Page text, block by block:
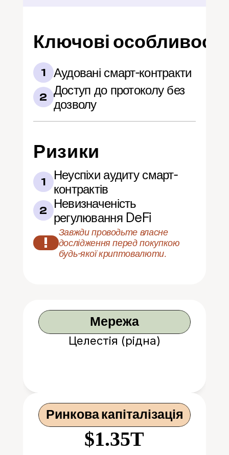
Ключові особливості
1 Аудовані смарт-контракти
2 Доступ до протоколу без
дозволу
Ризики
1
Неуспіхи аудиту смарт-
контрактів
2
Невизначеність
регулювання DeFi
!
Завжди проводьте власне
дослідження перед покупкою
будь-якої криптовалюти.
Мережа
Целестія (рідна)
Ринкова капіталізація
$1.35T